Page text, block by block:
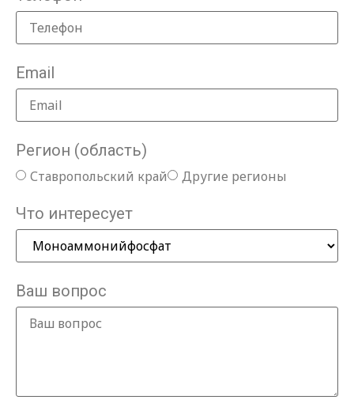
Email
Регион (область)
Ставропольский край Другие регионы
Что интересует
Ваш вопрос